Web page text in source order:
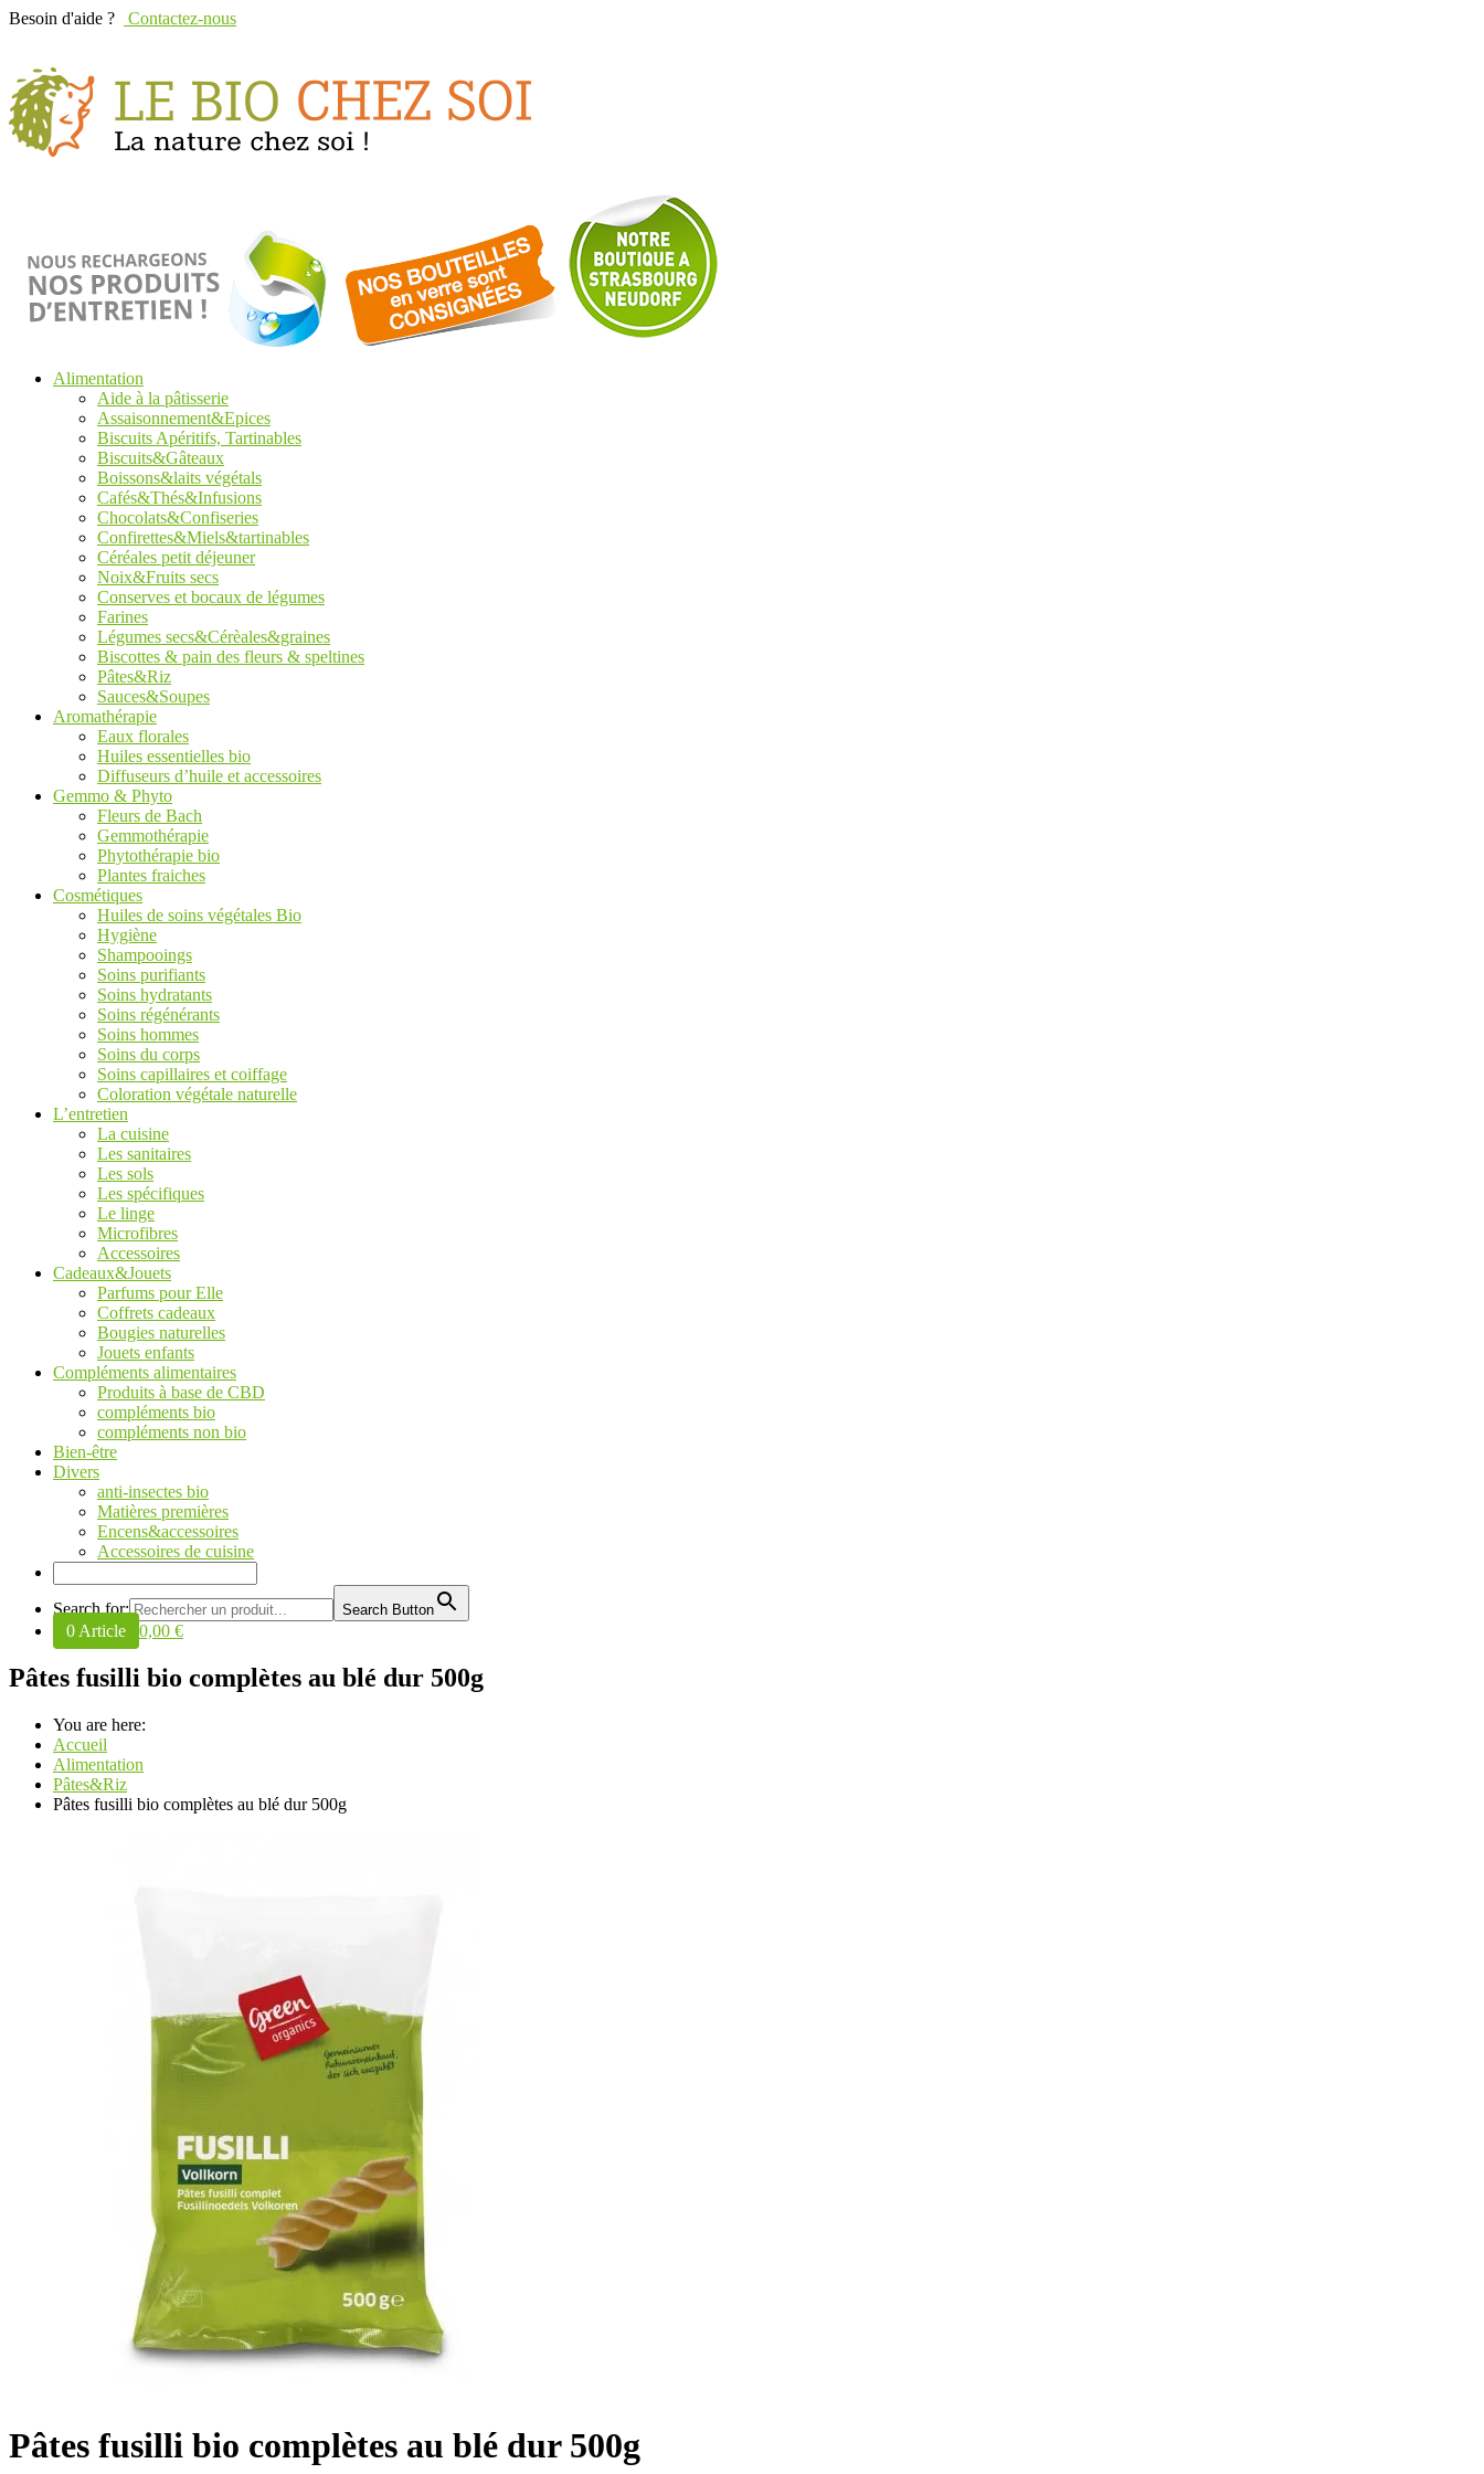
Besoin d'aide ? Contactez-nous
Alimentation
Aide à la pâtisserie
Assaisonnement&Epices
Biscuits Apéritifs, Tartinables
Biscuits&Gâteaux
Boissons&laits végétals
Cafés&Thés&Infusions
Chocolats&Confiseries
Confirettes&Miels&tartinables
Céréales petit déjeuner
Noix&Fruits secs
Conserves et bocaux de légumes
Farines
Légumes secs&Cérèales&graines
Biscottes & pain des fleurs & speltines
Pâtes&Riz
Sauces&Soupes
Aromathérapie
Eaux florales
Huiles essentielles bio
Diffuseurs d’huile et accessoires
Gemmo & Phyto
Fleurs de Bach
Gemmothérapie
Phytothérapie bio
Plantes fraiches
Cosmétiques
Huiles de soins végétales Bio
Hygiène
Shampooings
Soins purifiants
Soins hydratants
Soins régénérants
Soins hommes
Soins du corps
Soins capillaires et coiffage
Coloration végétale naturelle
L’entretien
La cuisine
Les sanitaires
Les sols
Les spécifiques
Le linge
Microfibres
Accessoires
Cadeaux&Jouets
Parfums pour Elle
Coffrets cadeaux
Bougies naturelles
Jouets enfants
Compléments alimentaires
Produits à base de CBD
compléments bio
compléments non bio
Bien-être
Divers
anti-insectes bio
Matières premières
Encens&accessoires
Accessoires de cuisine
Search for: Search Button
0 Article 0,00 €
Pâtes fusilli bio complètes au blé dur 500g
You are here:
Accueil
Alimentation
Pâtes&Riz
Pâtes fusilli bio complètes au blé dur 500g
Pâtes fusilli bio complètes au blé dur 500g